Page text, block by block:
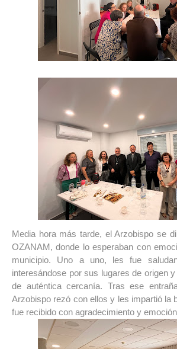
Media hora más tarde, el Arzobispo se
OZANAM, donde lo esperaban con
municipio. Uno a uno, les fue
interesándose por sus lugares de origen
de auténtica cercanía. Tras ese
Arzobispo rezó con ellos y les impartió la
fue recibido con agradecimiento y